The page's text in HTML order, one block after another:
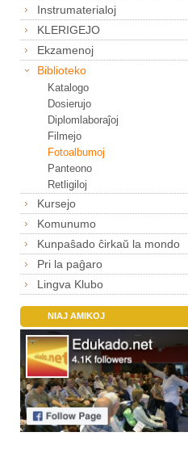
Instrumaterialoj
KLERIGEJO
Ekzamenoj
Biblioteko
Katalogo
Dosierujo
Diplomlaboraĵoj
Filmejo
Fotoalbumoj
Panteono
Retligiloj
Kursejo
Komunumo
Kunpaŝado ĉirkaŭ la mondo
Pri la paĝaro
Lingva Klubo
NIAJ AMIKOJ